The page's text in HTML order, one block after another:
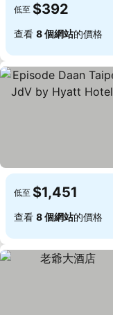
低至 $392
查看 8 個網站的價格
低至 $1,451
查看 8 個網站的價格